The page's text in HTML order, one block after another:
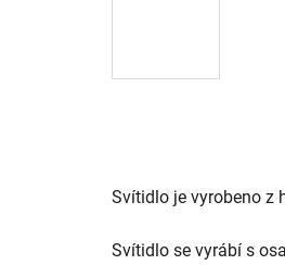
Svítidlo je vyrobeno z
Svítidlo se vyrábí s